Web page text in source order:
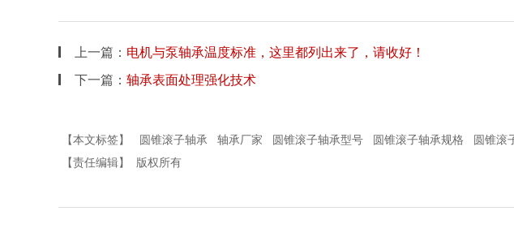
上一篇： 电机与泵轴承温度标准，这里都列出来了，请收好！
下一篇： 轴承表面处理强化技术
【本文标签】 圆锥滚子轴承 轴承厂家 圆锥滚子轴承型号 圆锥滚子轴承规格
圆锥滚
【责任编辑】
版权所有